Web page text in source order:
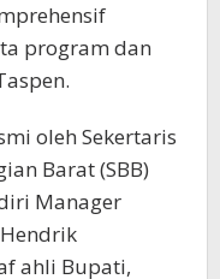
program dan
oleh Sekertaris
Barat (SBB)
Manager
ahli Bupati,